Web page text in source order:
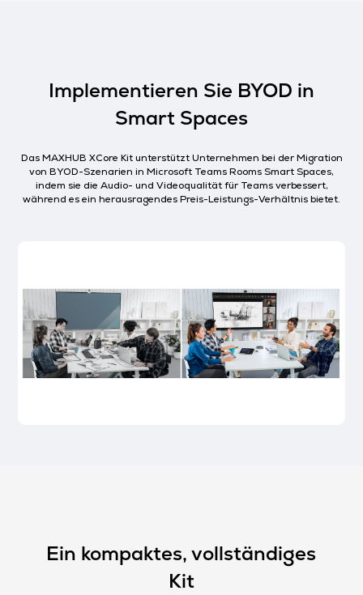
Implementieren Sie BYOD in
Smart Spaces
Das MAXHUB XCore Kit unterstützt Unternehmen bei der Migration
von BYOD-Szenarien in Microsoft Teams Rooms Smart Spaces,
indem sie die Audio- und Videoqualität für Teams verbessert,
während es ein herausragendes Preis-Leistungs-Verhältnis bietet.
Ein kompaktes, vollständiges
Kit​